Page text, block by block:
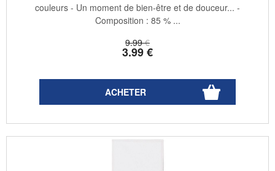
9.99 €
3.99€
couleurs - Un moment de bien-être et de douceur... -
Composition : 85 % ...